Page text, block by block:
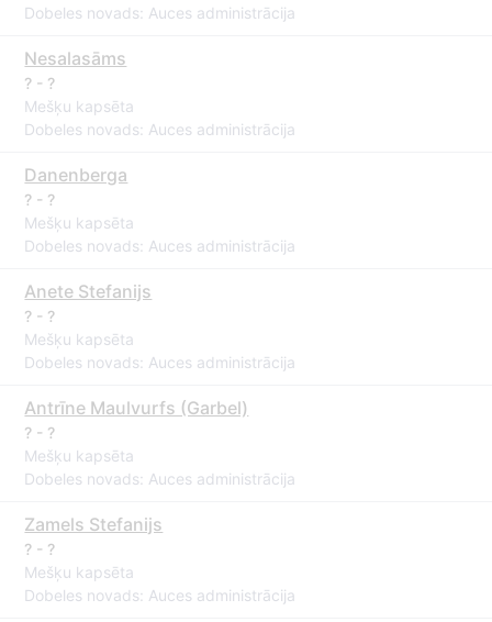
Dobeles novads: Auces administrācija
Nesalasāms
? - ?
Mešķu kapsēta
Dobeles novads: Auces administrācija
Danenberga
? - ?
Mešķu kapsēta
Dobeles novads: Auces administrācija
Anete Stefanijs
? - ?
Mešķu kapsēta
Dobeles novads: Auces administrācija
Antrīne Maulvurfs (Garbel)
? - ?
Mešķu kapsēta
Dobeles novads: Auces administrācija
Zamels Stefanijs
? - ?
Mešķu kapsēta
Dobeles novads: Auces administrācija